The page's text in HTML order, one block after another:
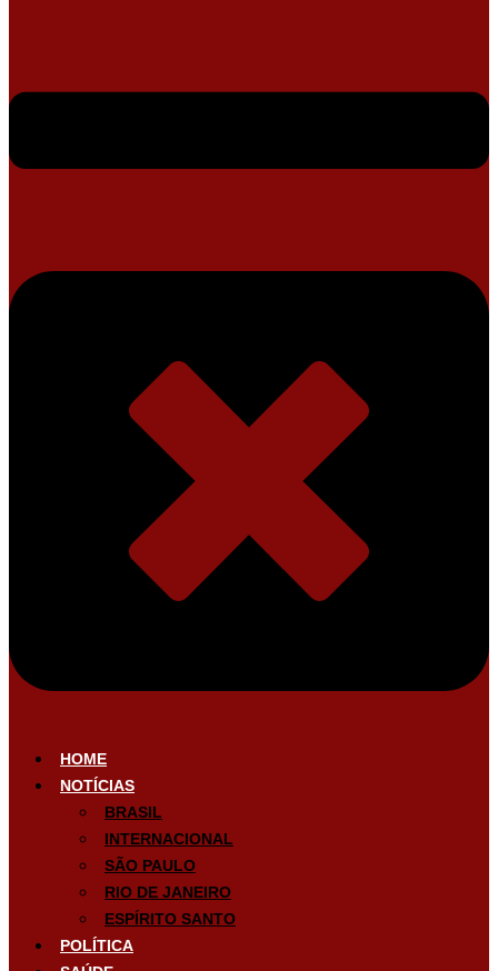
HOME
NOTÍCIAS
BRASIL
INTERNACIONAL
SÃO PAULO
RIO DE JANEIRO
ESPÍRITO SANTO
POLÍTICA